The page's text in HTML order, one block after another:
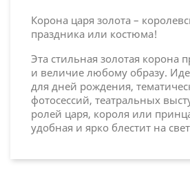
Корона царя золота –
праздника или костюма!
Эта стильная золотая корона
и величие любому образу.
для дней рождения,
фотосессий, театральных
ролей царя, короля или
удобная и ярко блестит на